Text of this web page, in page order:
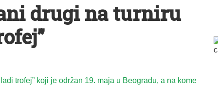
drugi na turniru
trofej” koji je održan 19. maja u Beogradu, a na kome